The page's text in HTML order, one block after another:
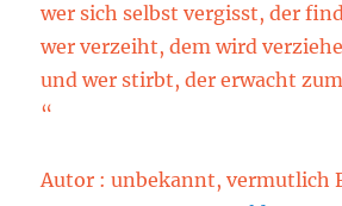
wer sich selbst vergisst, der
wer verzeiht, dem wird
und wer stirbt, der erwacht
“
Autor : unbekannt, vermutlich